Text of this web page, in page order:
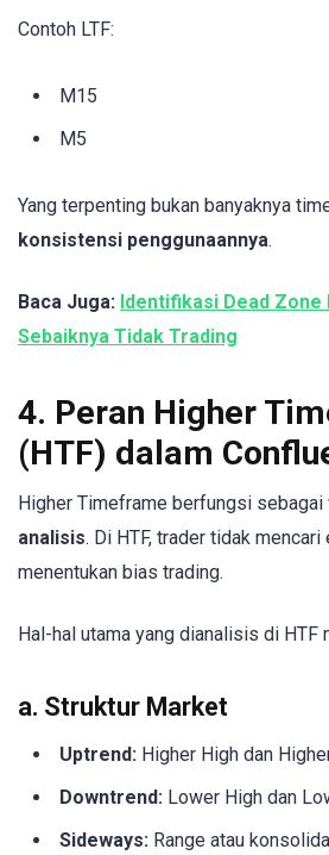
Contoh LTF:
M15
M5
Yang terpenting bukan banyaknya
konsistensi penggunaannya.
Baca Juga: Identifikasi Dead Zone
Sebaiknya Tidak Trading
4. Peran Higher
(HTF) dalam
Higher Timeframe berfungsi sebagai
analisis. Di HTF, trader tidak mencari
menentukan bias trading.
Hal-hal utama yang dianalisis di HTF
a. Struktur Market
Uptrend: Higher High dan
Downtrend: Lower High dan
Sideways: Range atau